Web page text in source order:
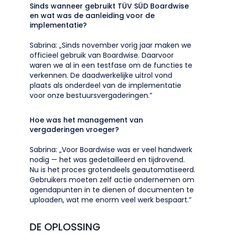
Sinds wanneer gebruikt TÜV SÜD Boardwise
en wat was de aanleiding voor de
implementatie?
Sabrina: „Sinds november vorig jaar maken we
officieel gebruik van Boardwise. Daarvoor
waren we al in een testfase om de functies te
verkennen. De daadwerkelijke uitrol vond
plaats als onderdeel van de implementatie
voor onze bestuursvergaderingen.”
Hoe was het management van
vergaderingen vroeger?
Sabrina: „Voor Boardwise was er veel handwerk
nodig — het was gedetailleerd en tijdrovend.
Nu is het proces grotendeels geautomatiseerd.
Gebruikers moeten zelf actie ondernemen om
agendapunten in te dienen of documenten te
uploaden, wat me enorm veel werk bespaart.”
DE OPLOSSING